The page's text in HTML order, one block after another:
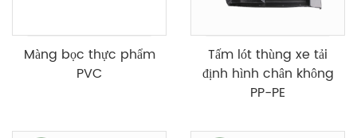
Màng bọc thực phẩm
PVC
Tấm lót thùng xe tải
định hình chân không
PP-PE